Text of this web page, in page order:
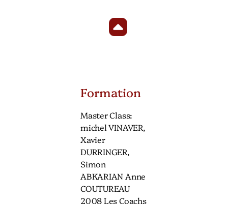
Formation
Master Class:
michel VINAVER,
Xavier
DURRINGER,
Simon
ABKARIAN Anne
COUTUREAU
2008 Les Coachs